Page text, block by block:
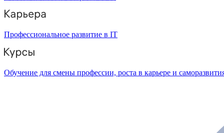
Профессиональное развитие в IT
Обучение для смены профессии, роста в карьере и